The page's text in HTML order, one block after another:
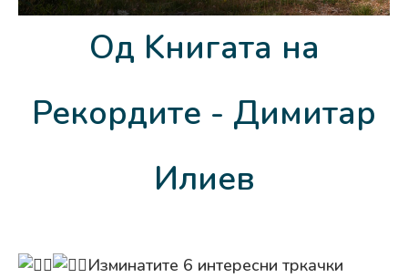
Од Kнигата на
Рекордите - Димитар
Илиев
Изминатите 6 интересни тркачки